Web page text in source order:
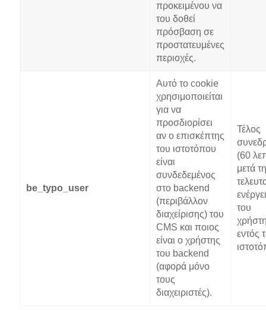
προκειμένου να
του δοθεί
πρόσβαση σε
προστατευμένες
περιοχές.
be_typo_user
Αυτό το cookie
χρησιμοποιείται
για να
προσδιορίσει
αν ο επισκέπτης
του ιστοτόπου
είναι
συνδεδεμένος
στο backend
(περιβάλλον
διαχείρισης) του
CMS και ποιος
είναι ο χρήστης
του backend
(αφορά μόνο
τους
διαχειριστές).
Τέλος
(60
μετά
του
εντός